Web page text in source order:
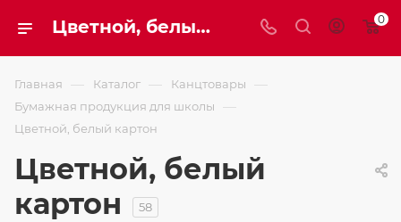
Цветной, белый картон 0
Главная — Каталог — Канцтовары —
Бумажная продукция для школы —
Цветной, белый картон
Цветной, белый
картон
58